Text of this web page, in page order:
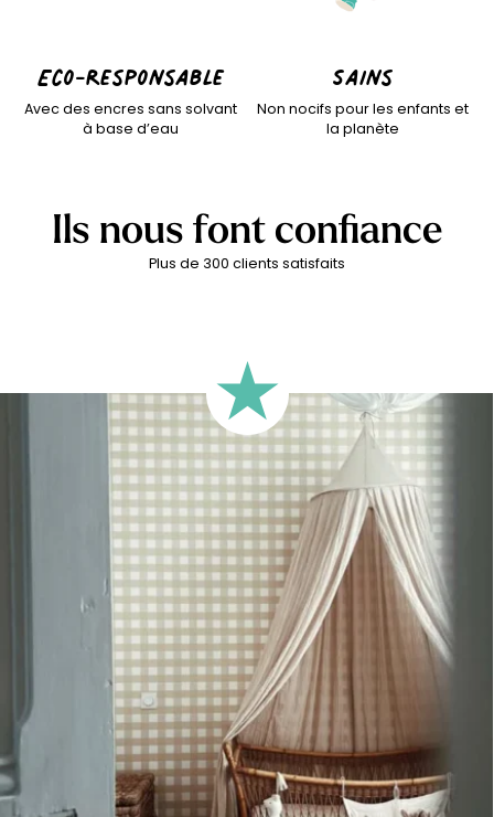
Eco-responsable
Avec des encres sans solvant
à base d’eau
Sains
Non nocifs pour les enfants et
la planète
Ils nous font confiance
Plus de 300 clients satisfaits